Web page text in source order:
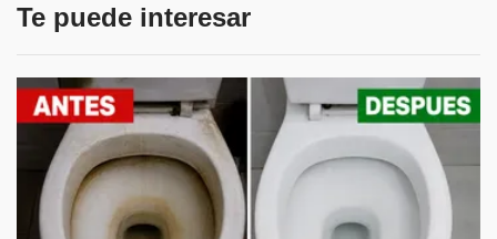
Te puede interesar